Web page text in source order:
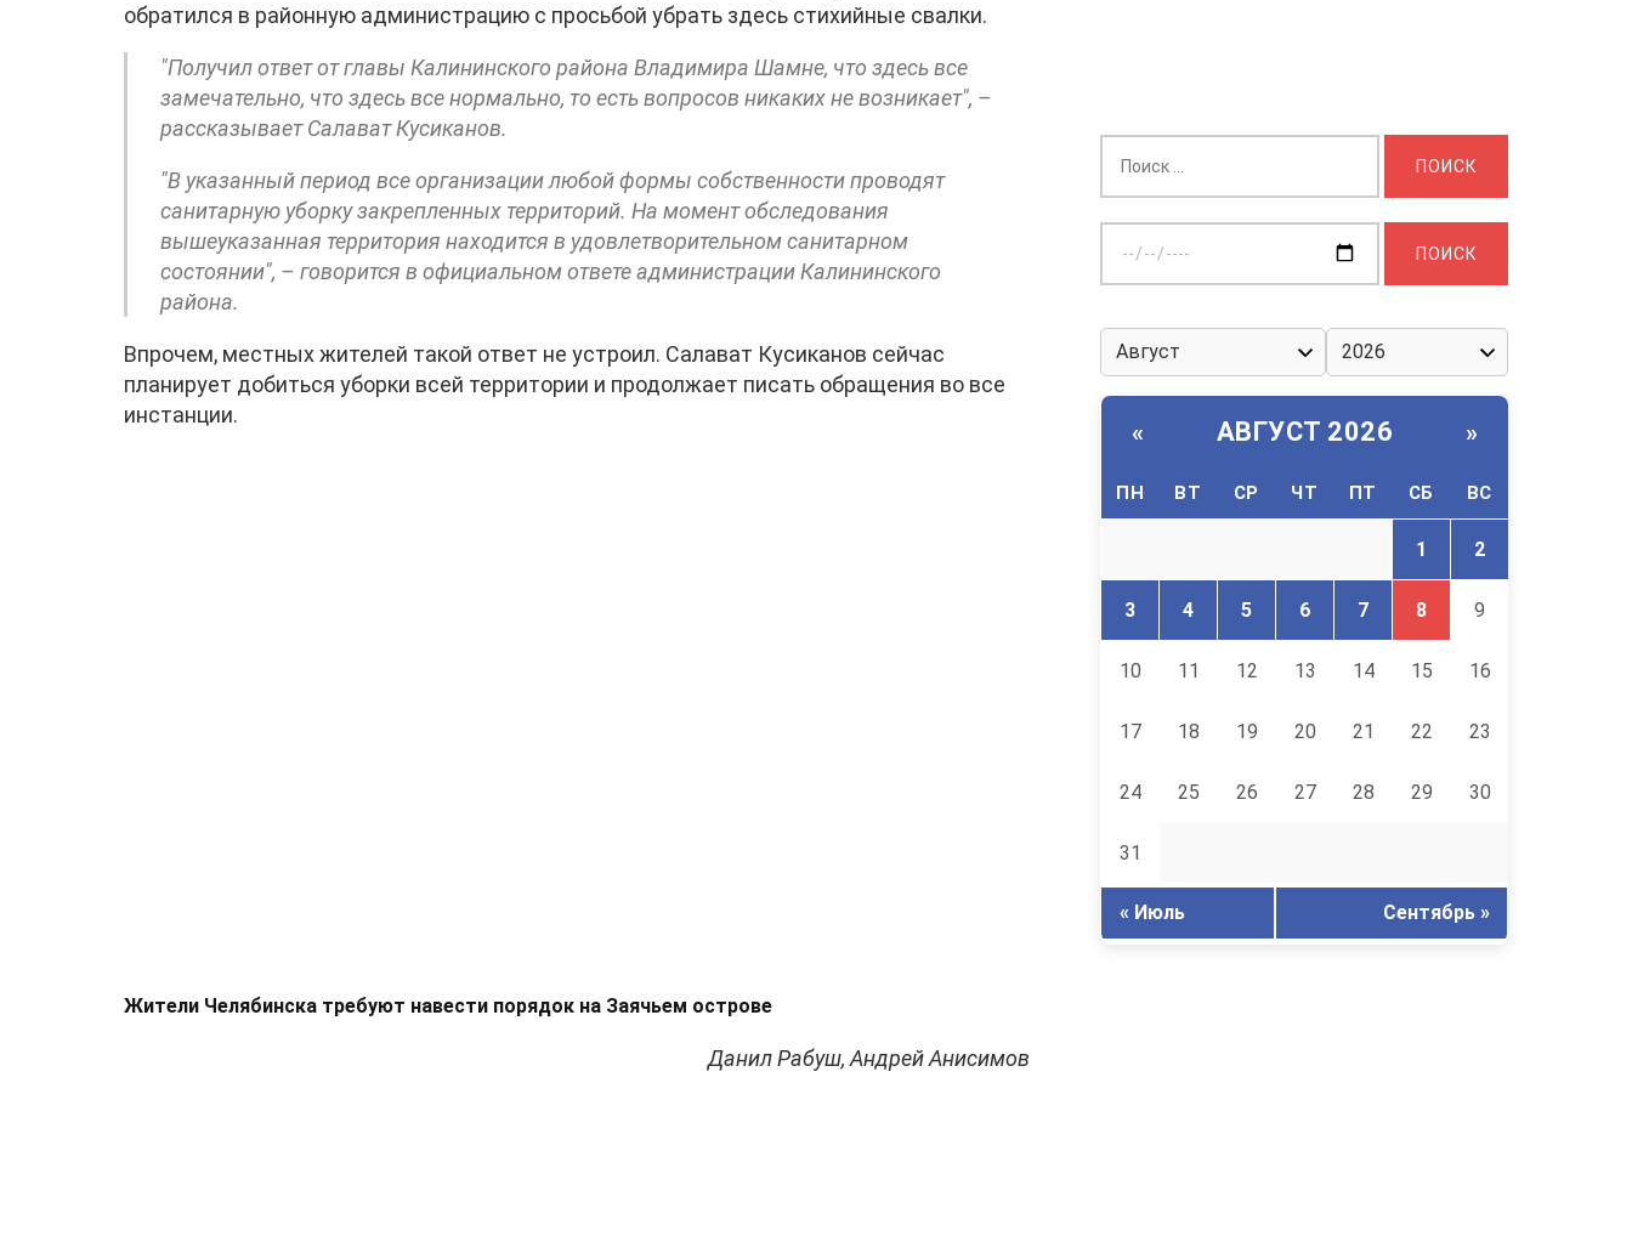
обратился в районную администрацию с просьбой убрать здесь стихийные свалки.
"Получил ответ от главы Калининского района Владимира Шамне, что здесь все
замечательно, что здесь все нормально, то есть вопросов никаких не возникает", –
рассказывает Салават Кусиканов.
"В указанный период все организации любой формы собственности проводят
санитарную уборку закрепленных территорий. На момент обследования
вышеуказанная территория находится в удовлетворительном санитарном
состоянии", – говорится в официальном ответе администрации Калининского
района.
Впрочем, местных жителей такой ответ не устроил. Салават Кусиканов сейчас
планирует добиться уборки всей территории и продолжает писать обращения во все
инстанции.
Жители Челябинска требуют навести порядок на Заячьем острове
Данил Рабуш, Андрей Анисимов
дату:
« АВГУСТ 2026 »
ПН ВТ СР ЧТ ПТ СБ ВС
1 2
3 4 5 6 7 8 9
10 11 12 13 14 15 16
17 18 19 20 21 22 23
24 25 26 27 28 29 30
31
« Июль Сентябрь »